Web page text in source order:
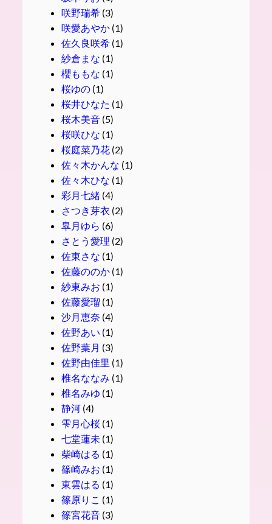
咲野瑞希(3)
咲愛あやか(1)
佐久良咲希(1)
紗倉まな (1)
櫻ももな (1)
桜ゆの(1)
桜井ひなた (1)
桜木美音(5)
桜咲ひな (1)
桜庭菜乃花(2)
佐々木かんな (1)
佐々木ひな (1)
彩月七緒(4)
さつき芽衣 (2)
皐月ゆら (6)
さとう愛理 (2)
佐東さな (1)
佐藤ののか(1)
紗東みお (1)
佐藤愛瑠(1)
沙月恵奈 (4)
佐野あい (1)
佐野葉月 (3)
佐野由佳里 (1)
椎名ななみ (1)
椎名みゆ (1)
静河(4)
雫月心桜(1)
七堂蓮未 (1)
柴崎はる (1)
篠崎みお (1)
東雲はる (1)
篠原りこ (1)
篠宮花音(3)